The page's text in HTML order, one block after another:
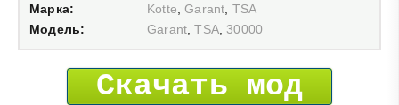
Марка:
Kotte ,Garant TSA
Модель:
Garant ,TSA, 30000
Скачать мод